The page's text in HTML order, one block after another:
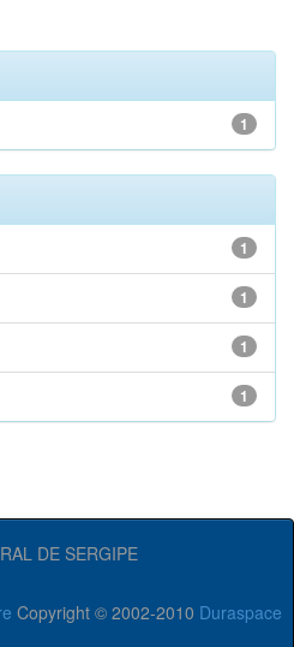
1
1
1
1
1
DE SERGIPE
Copyright © 2002-2010 Duraspace